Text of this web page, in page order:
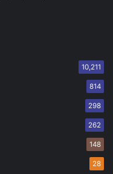
10,211
814
298
262
148
28